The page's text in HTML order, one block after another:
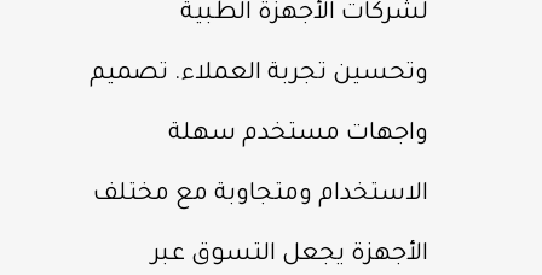
لشركات الأجهزة الطبية
وتحسين تجربة العملاء. تصميم
واجهات مستخدم سهلة
الاستخدام ومتجاوبة مع مختلف
الأجهزة يجعل التسوق عبر